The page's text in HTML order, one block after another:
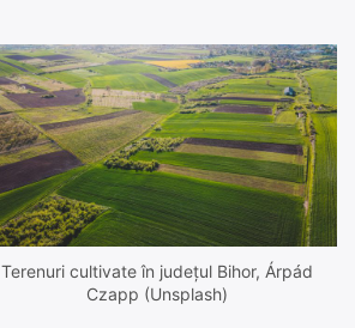
Terenuri cultivate în județul Bihor, Árpád
Czapp (Unsplash)